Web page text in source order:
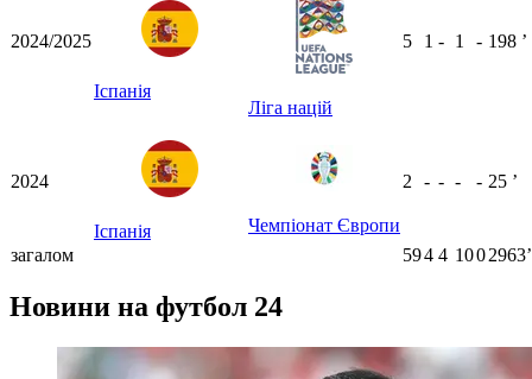
2024/2025
Іспанія
Ліга націй
5 1 - 1 - 198 ʼ
2024
Іспанія Чемпіонат Європи
2 - - - - 25 ʼ
загалом 594 4 1002963ʼ
Новини на футбол 24